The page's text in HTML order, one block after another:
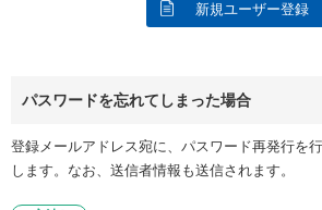
新規ユーザー登録
パスワードを忘れてしまった場合
登録メールアドレス宛に、パスワード再発行を
します。なお、送信者情報も送信されます。